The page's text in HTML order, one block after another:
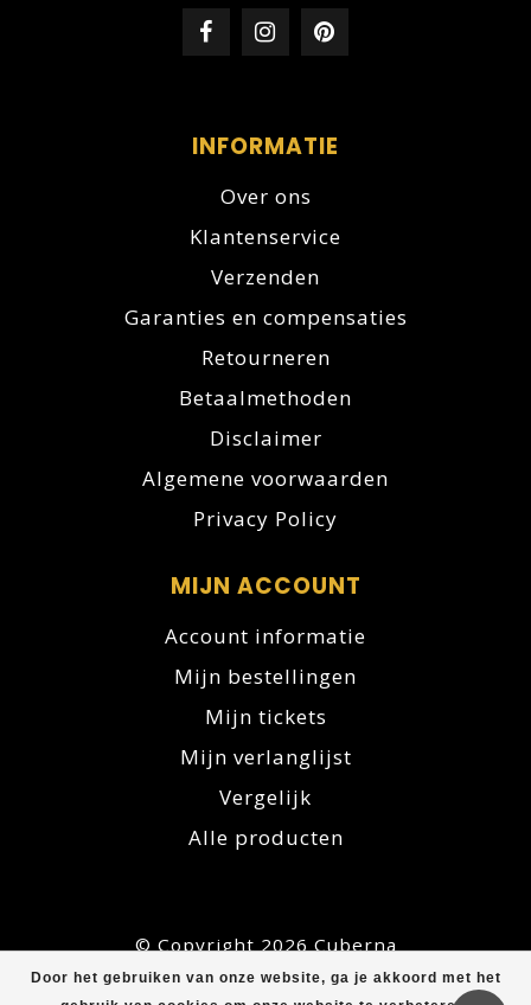
Door het gebruiken van onze website, ga je akkoord met het
INFORMATIE
Over ons
Klantenservice
Verzenden
Garanties en compensaties
Retourneren
Betaalmethoden
Disclaimer
Algemene voorwaarden
Privacy Policy
MIJN ACCOUNT
Account informatie
Mijn bestellingen
Mijn tickets
Mijn verlanglijst
Vergelijk
Alle producten
© Copyright 2026 Cuberna